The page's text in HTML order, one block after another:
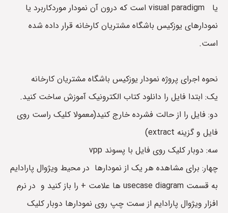
یا visual paradigm است که درون آن نمودار موردکاربرد یا
نمودارهای یوزکیس باشگاه مشتریان کارخانه قرار داده شده
است.
نحوه اجرای پروژه نمودار یوزکیس باشگاه مشتریان کارخانه
یک: ابتدا فایل را دانلود کتاب الکترونیک آموزش ساخت کنید.
دو: فایل را از حالت فشرده خارج کنید(معمولا کلیک راست روی
فایل و گزینه extract)
سه: دوبار کلیک روی فایل با پسوند vpp
چهار: برای مشاهده هر یک از نمودارها در محیط ویژوال پارادایم
به قسمت usecase diagram ها علامت + را باز کنید و در نرم
افزار ویژوال پارادایم از سمت چپ روی نمودارها دوبار کلیک